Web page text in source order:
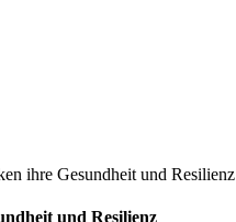
ihre Gesundheit und Resilienz
und Resilienz